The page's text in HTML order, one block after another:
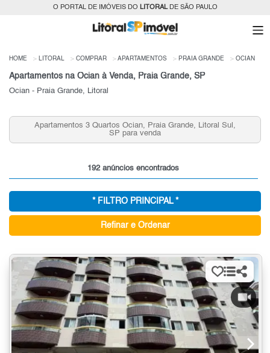
O PORTAL DE IMÓVEIS DO LITORALDE SÃO PAULO
HOME LITORAL COMPRAR APARTAMENTOS PRAIA GRANDE OCIAN
Apartamentos na Ocian à Venda, Praia Grande, SP
Ocian - Praia Grande, Litoral
Apartamentos 3 Quartos Ocian, Praia Grande, Litoral Sul,
SP para venda
192 anúncios encontrados
* FILTRO PRINCIPAL *
Refinar e Ordenar